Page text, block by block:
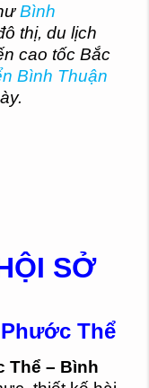
Bình
thị, du lịch
cao tốc Bắc
Bình Thuận
SỞ
Thể
Thể – Bình